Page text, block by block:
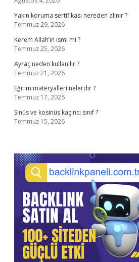
Yakın koruma sertifikası nereden alınır ?
Temmuz 29, 2026
Kerem Allah’ın ismi mi ?
Temmuz 25, 2026
Ayraç neden kullanılır ?
Temmuz 21, 2026
Eğitim materyalleri nelerdir ?
Temmuz 17, 2026
Sinüs ve kosinüs kaçıncı sınıf ?
Temmuz 15, 2026